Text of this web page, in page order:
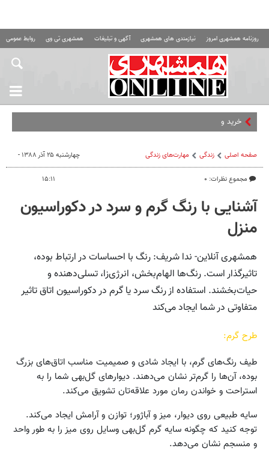
روزنامه همشهری امروز نیازمندی های همشهری آگهی و تبلیغات همشهری تی وی روابط عمومی
خرید و فروش آنلاین
صفحه اصلی زندگی مهارت‌های زندگی
مجموع نظرات: ۰
چهارشنبه ۲۵ آذر ۱۳۸۸ -
۱۵:۱۱
آشنایی با رنگ گرم و سرد در دکوراسیون
منزل
همشهری آنلاین- ندا شریف: رنگ با احساسات در ارتباط بوده،
تاثیرگذار است. رنگ‌ها الهام‌بخش، انرژی‌زا، تسلی‌دهنده و
حیات‌بخشند. استفاده از رنگ سرد یا گرم در دکوراسیون اتاق تاثیر
متفاوتی در شما ایجاد می‌کند
طرح گرم:
طیف رنگ‌های گرم، با ایجاد شادی و صمیمیت مناسب اتاق‌های بزرگ
بوده، آن‌ها را گرم‌تر نشان می‌دهند. دیوارهای گل‌بهی شما را به
استراحت و خواندن رمان مورد علاقه‌تان تشویق می‌کند.
سایه طبیعی روی دیوار، میز و آباژور؛ توازن و آرامش ایجاد می‌کند.
توجه کنید که چگونه سایه گرم گل‌بهی وسایل روی میز را به طور واحد
و منسجم نشان می‌دهد.